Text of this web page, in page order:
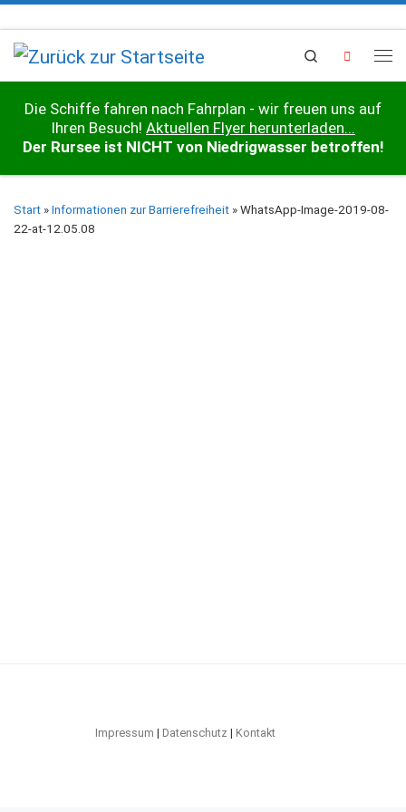
Search
Die Schiffe fahren nach Fahrplan - wir freuen uns auf
Ihren Besuch! Aktuellen Flyer herunterladen...
Der Rursee ist NICHT von Niedrigwasser betroffen!
Start » Informationen zur Barrierefreiheit » WhatsApp-Image-2019-08-
22-at-12.05.08
Impressum | Datenschutz | Kontakt